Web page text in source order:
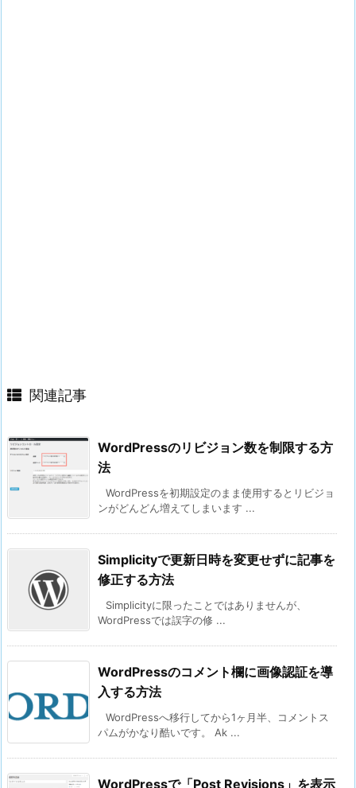
関連記事
WordPressのリビジョン数を制限する方
法
WordPressを初期設定のまま使用するとリビジョ
ンがどんどん増えてしまいます ...
Simplicityで更新日時を変更せずに記事を
修正する方法
Simplicityに限ったことではありませんが、
WordPressでは誤字の修 ...
WordPressのコメント欄に画像認証を導
入する方法
WordPressへ移行してから1ヶ月半、コメントス
パムがかなり酷いです。 Ak ...
WordPressで「Post Revisions」を表示